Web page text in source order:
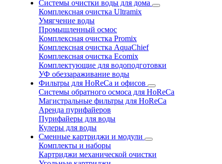
Системы очистки воды для дома
Комплексная очистка Ultramix
Умягчение воды
Промышленный осмос
Комплексная очистка Promix
Комплексная очистка AquaChief
Комплексная очистка Ecomix
Комплектующие для водоподготовки
УФ обеззараживание воды
Фильтры для HoReCa и офисов
Системы обратного осмоса для HoReCa
Магистральные фильтры для HoReCa
Аренда пурифайеров
Пурифайеры для воды
Кулеры для воды
Сменные картриджи и модули
Комплекты и наборы
Картриджи механической очистки